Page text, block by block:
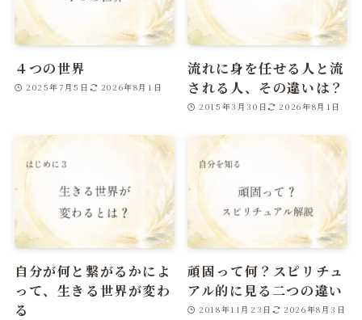
４つの世界
2025年7月5日 2026年8月1日
流れに身を任せる人と流
される人、その違いは？
2015年3月30日 2026年8月1日
自分が何と繋がるかによ
って、生きる世界が変わ
る
頑固って何？スピリチュ
アル的に見る二つの違い
2018年11月23日 2026年8月3日